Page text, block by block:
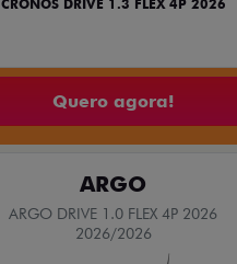
CRONOS DRIVE 1.3 FLEX 4P 2026
Quero agora!
ARGO
ARGO DRIVE 1.0 FLEX 4P 2026
2026/2026